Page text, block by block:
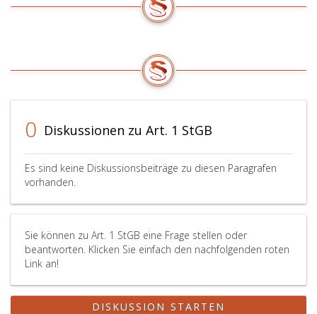
0 Diskussionen zu Art. 1 StGB
Es sind keine Diskussionsbeiträge zu diesen Paragrafen
vorhanden.
Sie können zu Art. 1 StGB eine Frage stellen oder
beantworten. Klicken Sie einfach den nachfolgenden roten
Link an!
DISKUSSION STARTEN